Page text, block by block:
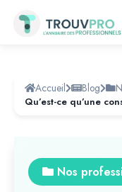
Accueil Blog
Nos